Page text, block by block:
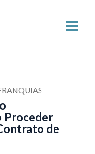
Proceder
de